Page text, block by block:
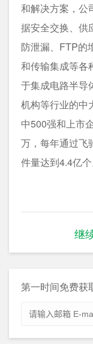
和解决方案，公
据安全交换、供
防泄漏、FTP的
和传输集成等各
于集成电路半导
机构等行业的中
中500强和上市
万，每年通过飞
件量达到4.4亿个
继
第一时间免费获